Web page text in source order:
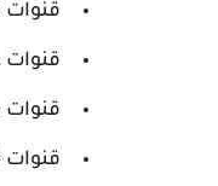
قنوات
قنوات